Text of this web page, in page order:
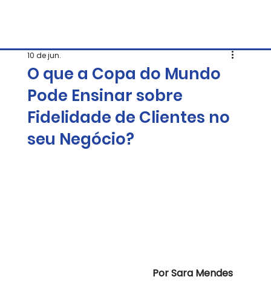
O que a Copa do Mundo
Pode Ensinar sobre
Fidelidade de Clientes no
seu Negócio?
10 de jun.
Por Sara Mendes